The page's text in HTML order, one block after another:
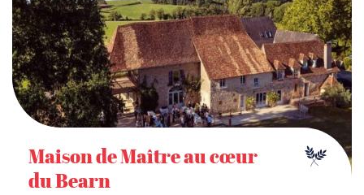
Maison de Maître au cœur
du Bearn